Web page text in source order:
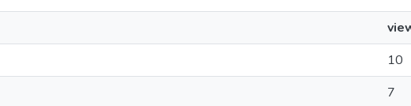
10
7